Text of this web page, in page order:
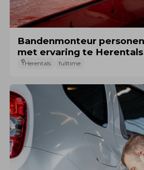
Bandenmonteur
met ervaring te Herentals
Herentals fulltime